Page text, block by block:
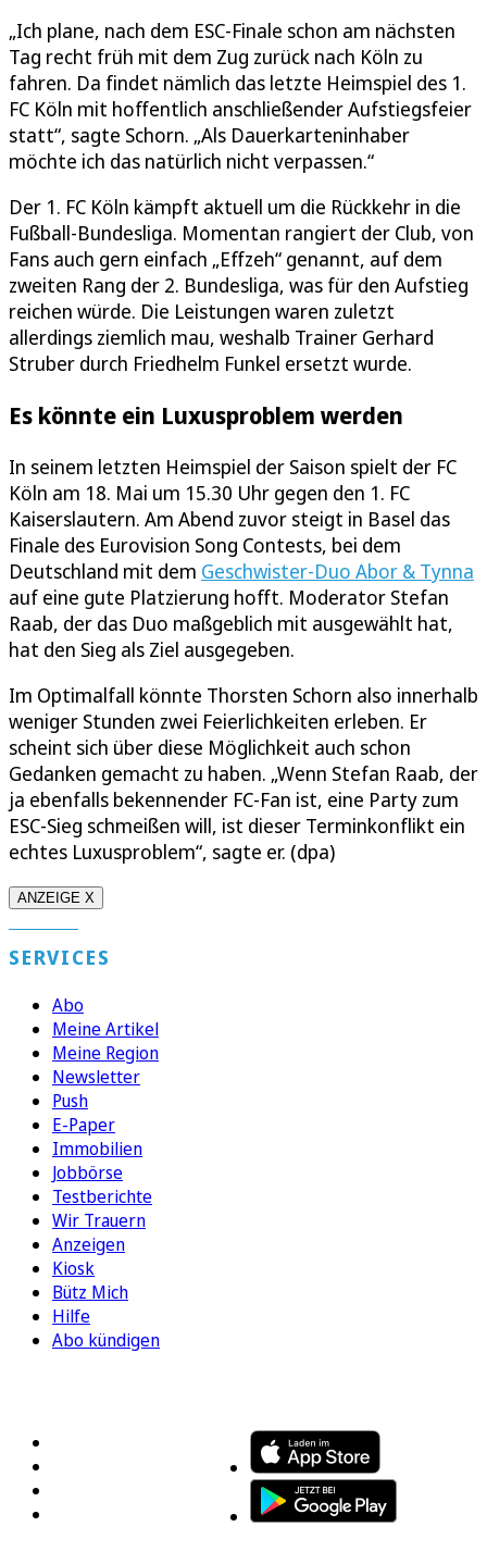
„Ich plane, nach dem ESC-Finale schon am nächsten
Tag recht früh mit dem Zug zurück nach Köln zu
fahren. Da findet nämlich das letzte Heimspiel des 1.
FC Köln mit hoffentlich anschließender Aufstiegsfeier
statt“, sagte Schorn. „Als Dauerkarteninhaber
möchte ich das natürlich nicht verpassen.“
Der 1. FC Köln kämpft aktuell um die Rückkehr in die
Fußball-Bundesliga. Momentan rangiert der Club, von
Fans auch gern einfach „Effzeh“ genannt, auf dem
zweiten Rang der 2. Bundesliga, was für den Aufstieg
reichen würde. Die Leistungen waren zuletzt
allerdings ziemlich mau, weshalb Trainer Gerhard
Struber durch Friedhelm Funkel ersetzt wurde.
Es könnte ein Luxusproblem werden
In seinem letzten Heimspiel der Saison spielt der FC
Köln am 18. Mai um 15.30 Uhr gegen den 1. FC
Kaiserslautern. Am Abend zuvor steigt in Basel das
Finale des Eurovision Song Contests, bei dem
Deutschland mit dem Geschwister-Duo Abor & Tynna
auf eine gute Platzierung hofft. Moderator Stefan
Raab, der das Duo maßgeblich mit ausgewählt hat,
hat den Sieg als Ziel ausgegeben.
Im Optimalfall könnte Thorsten Schorn also innerhalb
weniger Stunden zwei Feierlichkeiten erleben. Er
scheint sich über diese Möglichkeit auch schon
Gedanken gemacht zu haben. „Wenn Stefan Raab, der
ja ebenfalls bekennender FC-Fan ist, eine Party zum
ESC-Sieg schmeißen will, ist dieser Terminkonflikt ein
echtes Luxusproblem“, sagte er. (dpa)
ANZEIGE X
SERVICES
Abo
Meine Artikel
Meine Region
Newsletter
Push
E-Paper
Immobilien
Jobbörse
Testberichte
Wir Trauern
Anzeigen
Kiosk
Bütz Mich
Hilfe
Abo kündigen